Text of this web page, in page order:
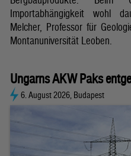
Importabhängigkeit wohl
Melcher, Professor für
Montanuniversität Leoben.
Ungarns AKW Paks
6. August 2026, Budapest